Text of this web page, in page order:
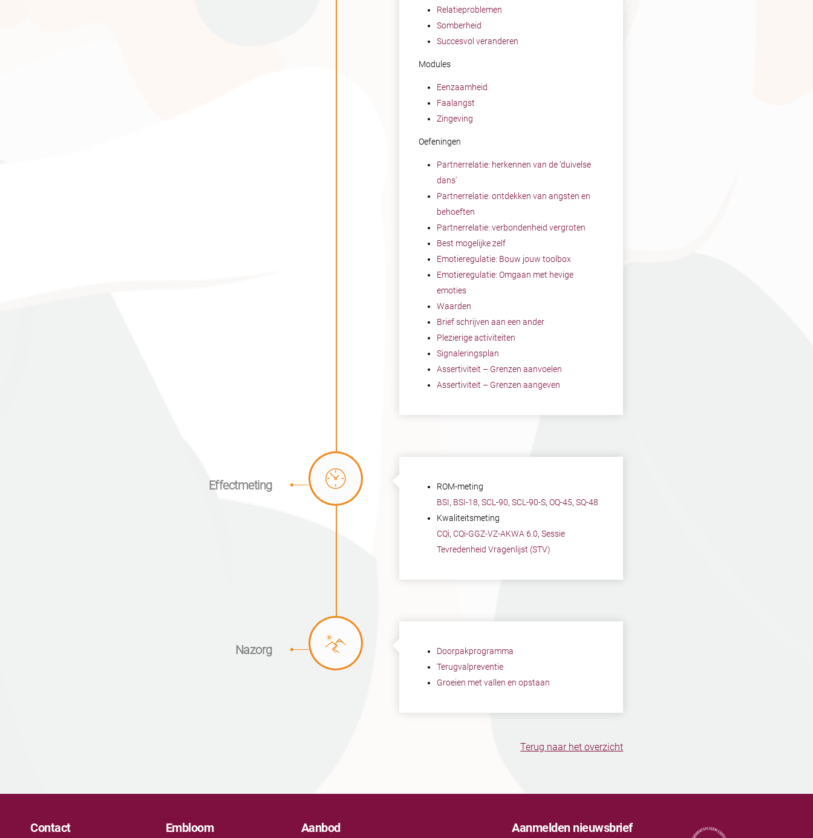
Relatieproblemen
Somberheid
Succesvol veranderen
Modules
Eenzaamheid
Faalangst
Zingeving
Oefeningen
Partnerrelatie: herkennen van de ‘duivelse
dans’
Partnerrelatie: ontdekken van angsten en
behoeften
Partnerrelatie: verbondenheid vergroten
Best mogelijke zelf
Emotieregulatie: Bouw jouw toolbox
Emotieregulatie: Omgaan met hevige
emoties
Waarden
Brief schrijven aan een ander
Plezierige activiteiten
Signaleringsplan
Assertiviteit – Grenzen aanvoelen
Assertiviteit – Grenzen aangeven
Effectmeting
ROM-meting
BSI, BSI-18, SCL-90, SCL-90-S, OQ-45, SQ-48
Kwaliteitsmeting
CQi, CQi-GGZ-VZ-AKWA 6.0, Sessie
Tevredenheid Vragenlijst (STV)
Nazorg
Doorpakprogramma
Terugvalpreventie
Groeien met vallen en opstaan
Terug naar het overzicht
Contact Embloom Aanbod Aanmelden nieuwsbrief